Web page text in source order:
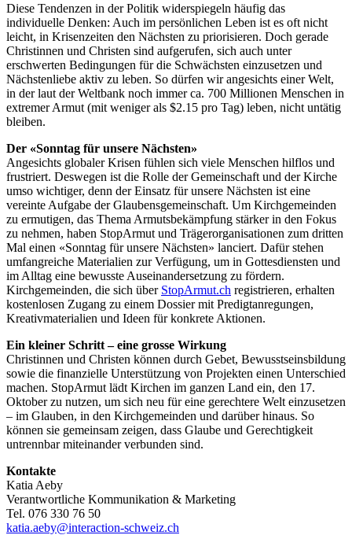
Diese Tendenzen in der Politik widerspiegeln häufig das
individuelle Denken: Auch im persönlichen Leben ist es oft nicht
leicht, in Krisenzeiten den Nächsten zu priorisieren. Doch gerade
Christinnen und Christen sind aufgerufen, sich auch unter
erschwerten Bedingungen für die Schwächsten einzusetzen und
Nächstenliebe aktiv zu leben. So dürfen wir angesichts einer Welt,
in der laut der Weltbank noch immer ca. 700 Millionen Menschen in
extremer Armut (mit weniger als $2.15 pro Tag) leben, nicht untätig
bleiben.
Der «Sonntag für unsere Nächsten»
Angesichts globaler Krisen fühlen sich viele Menschen hilflos und
frustriert. Deswegen ist die Rolle der Gemeinschaft und der Kirche
umso wichtiger, denn der Einsatz für unsere Nächsten ist eine
vereinte Aufgabe der Glaubensgemeinschaft. Um Kirchgemeinden
zu ermutigen, das Thema Armutsbekämpfung stärker in den Fokus
zu nehmen, haben StopArmut und Trägerorganisationen zum dritten
Mal einen «Sonntag für unsere Nächsten» lanciert. Dafür stehen
umfangreiche Materialien zur Verfügung, um in Gottesdiensten und
im Alltag eine bewusste Auseinandersetzung zu fördern.
Kirchgemeinden, die sich über StopArmut.ch registrieren, erhalten
kostenlosen Zugang zu einem Dossier mit Predigtanregungen,
Kreativmaterialien und Ideen für konkrete Aktionen.
Ein kleiner Schritt – eine grosse Wirkung
Christinnen und Christen können durch Gebet, Bewusstseinsbildung
sowie die finanzielle Unterstützung von Projekten einen Unterschied
machen. StopArmut lädt Kirchen im ganzen Land ein, den 17.
Oktober zu nutzen, um sich neu für eine gerechtere Welt einzusetzen
– im Glauben, in den Kirchgemeinden und darüber hinaus. So
können sie gemeinsam zeigen, dass Glaube und Gerechtigkeit
untrennbar miteinander verbunden sind.
Kontakte
Katia Aeby
Verantwortliche Kommunikation & Marketing
Tel. 076 330 76 50
katia.aeby@interaction-schweiz.ch